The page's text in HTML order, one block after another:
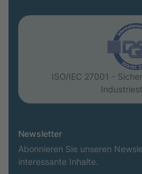
ISO/IEC 27001 -
Newsletter
Abonnieren Sie unseren
interessante Inhalte.